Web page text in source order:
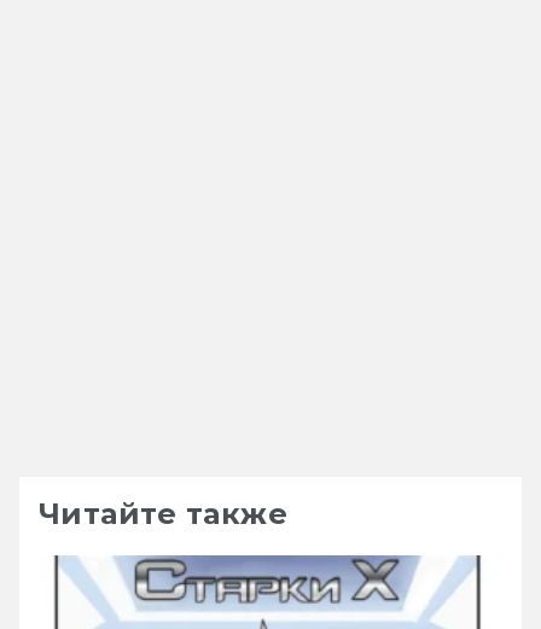
Читайте также